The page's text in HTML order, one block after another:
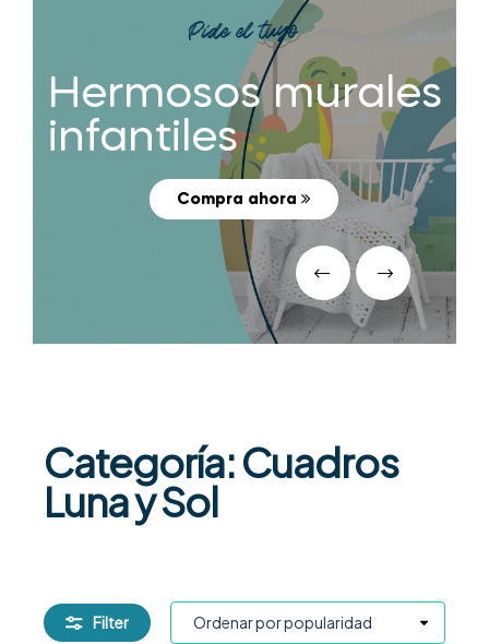
Pide el tuyo
Hermosos murales
infantiles
Compra ahora
Categoría: Cuadros
Luna y Sol
Filter